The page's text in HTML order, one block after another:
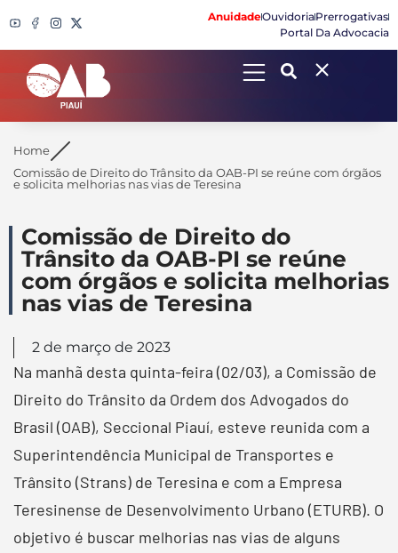
AnuidadeOuvidoriaPrerrogativas
Portal Da Advocacia
Search
Home
Comissão de Direito do Trânsito da OAB-PI se reúne com órgãos
e solicita melhorias nas vias de Teresina
Comissão de Direito do
Trânsito da OAB-PI se reúne
com órgãos e solicita melhorias
nas vias de Teresina
2 de março de 2023
Na manhã desta quinta-feira (02/03), a Comissão de
Direito do Trânsito da Ordem dos Advogados do
Brasil (OAB), Seccional Piauí, esteve reunida com a
Superintendência Municipal de Transportes e
Trânsito (Strans) de Teresina e com a Empresa
Teresinense de Desenvolvimento Urbano (ETURB). O
objetivo é buscar melhorias nas vias de alguns